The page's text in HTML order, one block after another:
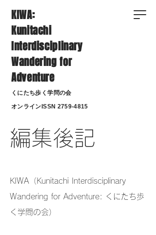
KIWA:
Kunitachi
Interdisciplinary
Wandering for
Adventure
くにたち歩く学問の会
​オンラインISSN 2759-4815
編集後記
KIWA（Kunitachi Interdisciplinary
Wandering for Adventure: くにたち歩
く学問の会）